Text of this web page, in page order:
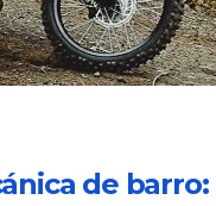
de barro: